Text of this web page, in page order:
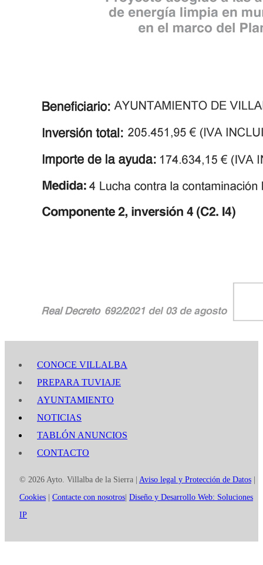
CONOCE VILLALBA
PREPARA TUVIAJE
AYUNTAMIENTO
NOTICIAS
TABLÓN ANUNCIOS
CONTACTO
© 2026 Ayto. Villalba de la Sierra | Aviso legal y Protección de Datos |
Cookies | Contacte con nosotros| Diseño y Desarrollo Web: Soluciones
IP